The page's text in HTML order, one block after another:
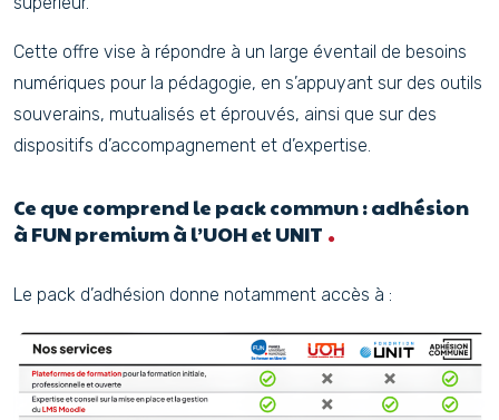
Cette offre vise à répondre à un large éventail de besoins
numériques pour la pédagogie, en s’appuyant sur des outils
souverains, mutualisés et éprouvés, ainsi que sur des
dispositifs d’accompagnement et d’expertise.
Ce que comprend le pack commun : adhésion
à FUN premium à l’UOH et UNIT
Le pack d’adhésion donne notamment accès à :